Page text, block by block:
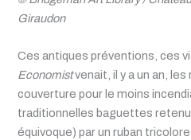
Giraudon
Ces antiques préventions, ces
Economistvenait, il y a un an, les
couverture pour le moins
traditionnelles baguettes
équivoque) par un ruban